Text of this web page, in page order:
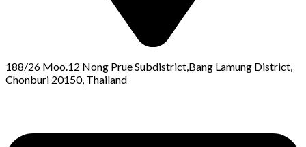
188/26 Moo.12 Nong Prue Subdistrict,Bang Lamung District,
Chonburi 20150, Thailand